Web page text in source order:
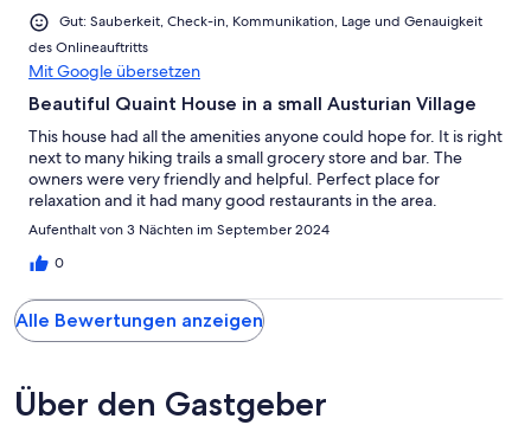
Gut: Sauberkeit, Check-in, Kommunikation, Lage und Genauigkeit
des Onlineauftritts
Mit Google übersetzen
Beautiful Quaint House in a small Austurian Village
This house had all the amenities anyone could hope for. It is right
next to many hiking trails a small grocery store and bar. The
owners were very friendly and helpful. Perfect place for
relaxation and it had many good restaurants in the area.
Aufenthalt von 3 Nächten im September 2024
0
Alle Bewertungen anzeigen
Über den Gastgeber